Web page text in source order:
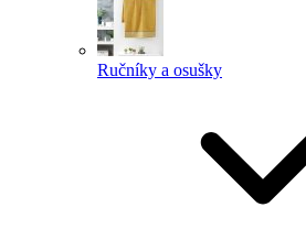
Ručníky a osušky